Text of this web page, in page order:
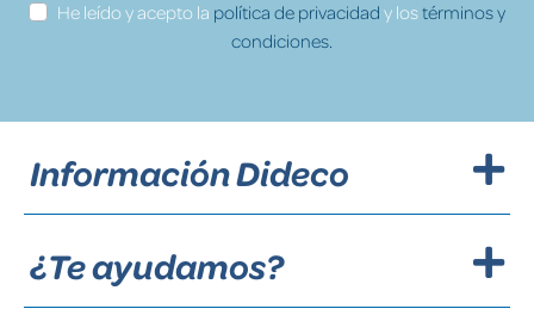
He leído y acepto la política de privacidad y lostérminos y
condiciones.
Información Dideco
¿Te ayudamos?